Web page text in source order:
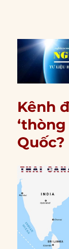
Kênh
Quốc?